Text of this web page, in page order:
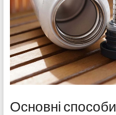
Основні способи